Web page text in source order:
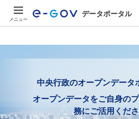
メニュー
データポータル
中央行政のオープンデータ
オープンデータをご自身の
務にご活用くださ